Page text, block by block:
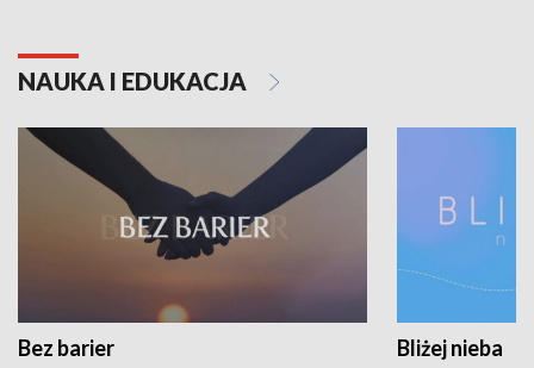
NAUKA I EDUKACJA
Bez barier Bliżej nieba